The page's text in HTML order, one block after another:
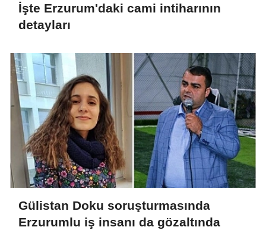
İşte Erzurum'daki cami intiharının
detayları
Gülistan Doku soruşturmasında
Erzurumlu iş insanı da gözaltında